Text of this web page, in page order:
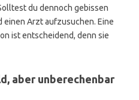
du dennoch gebissen
Arzt aufzusuchen. Eine
ist entscheidend, denn sie
aber unberechenbar